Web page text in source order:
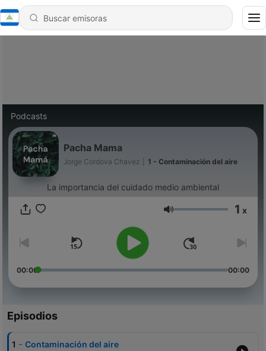
Podcasts
Pacha Mama
Jorge Cordova Chavez 1 - Contaminación del aire
La importancia del cuidado medio ambiental
Volumen 1 x
00:00 00:00
Episodios
1 - Contaminación del aire